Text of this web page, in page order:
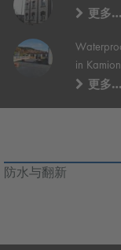
更多…
in
更多…
防水与翻新